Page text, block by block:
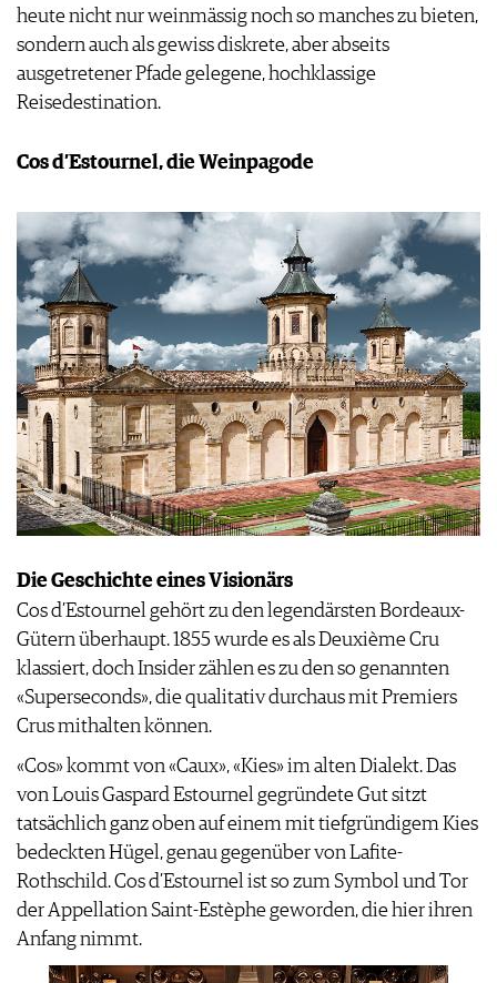
heute nicht nur weinmässig noch so manches zu bieten,
sondern auch als gewiss diskrete, aber abseits
ausgetretener Pfade gelegene, hochklassige
Reisedestination.
Cos d’Estournel, die Weinpagode
Die Geschichte eines Visionärs
Cos d’Estournel gehört zu den legendärsten Bordeaux-
Gütern überhaupt. 1855 wurde es als Deuxième Cru
klassiert, doch Insider zählen es zu den so genannten
«Superseconds», die qualitativ durchaus mit Premiers
Crus mithalten können.
«Cos» kommt von «Caux», «Kies» im alten Dialekt. Das
von Louis Gaspard Estournel gegründete Gut sitzt
tatsächlich ganz oben auf einem mit tiefgründigem Kies
bedeckten Hügel, genau gegenüber von Lafite-
Rothschild. Cos d’Estournel ist so zum Symbol und Tor
der Appellation Saint-Estèphe geworden, die hier ihren
Anfang nimmt.